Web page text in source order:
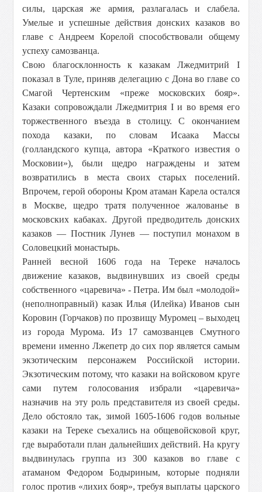
силы, царская же армия, разлагалась и слабела.
Умелые и успешные действия донских казаков во
главе с Андреем Корелой способствовали общему
успеху самозванца.
Свою благосклонность к казакам Лжедмитрий I
показал в Туле, приняв делегацию с Дона во главе со
Смагой Чертенским «преже московских бояр».
Казаки сопровождали Лжедмитрия I и во время его
торжественного въезда в столицу. С окончанием
похода казаки, по словам Исаака Массы
(голландского купца, автора «Краткого известия о
Московии»), были щедро награждены и затем
возвратились в места своих старых поселений.
Впрочем, герой обороны Кром атаман Карела остался
в Москве, щедро тратя полученное жалованье в
московских кабаках. Другой предводитель донских
казаков — Постник Лунев — поступил монахом в
Соловецкий монастырь.
Ранней весной 1606 года на Тереке началось
движение казаков, выдвинувших из своей среды
собственного «царевича» - Петра. Им был «молодой»
(неполноправный) казак Илья (Илейка) Иванов сын
Коровин (Горчаков) по прозвищу Муромец – выходец
из города Мурома. Из 17 самозванцев Смутного
времени именно Лжепетр до сих пор является самым
экзотическим персонажем Российской истории.
Экзотическим потому, что казаки на войсковом круге
сами путем голосования избрали «царевича»
назначив на эту роль представителя из своей среды.
Дело обстояло так, зимой 1605-1606 годов вольные
казаки на Тереке съехались на общевойсковой круг,
где выработали план дальнейших действий. На кругу
выдвинулась группа из 300 казаков во главе с
атаманом Федором Бодыриным, которые подняли
голос против «лихих бояр», требуя выплаты царского